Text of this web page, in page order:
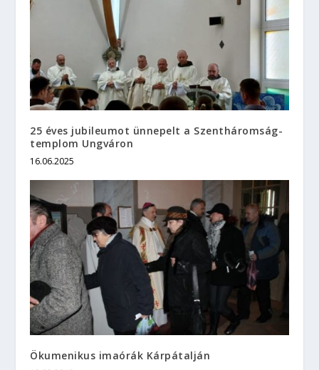
25 éves jubileumot ünnepelt a Szentháromság-
templom Ungváron
16.06.2025
Ökumenikus imaórák Kárpátalján